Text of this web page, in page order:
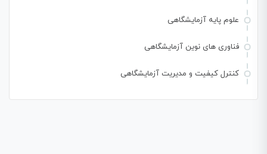
علوم پایه آزمایشگاهی
فناوری های نوین آزمایشگاهی
کنترل کیفیت و مدیریت آزمایشگاهی